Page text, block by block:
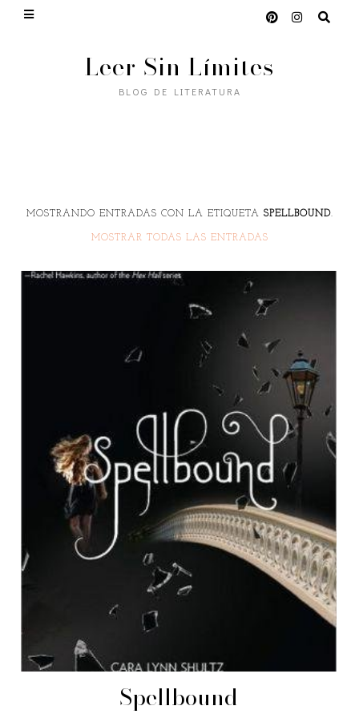
Leer Sin Límites
BLOG DE LITERATURA
MOSTRANDO ENTRADAS CON LA ETIQUETA SPELLBOUND.
MOSTRAR TODAS LAS ENTRADAS
Spellbound